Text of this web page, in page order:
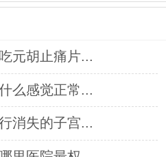
元胡止痛片...
么感觉正常...
消失的子宫...